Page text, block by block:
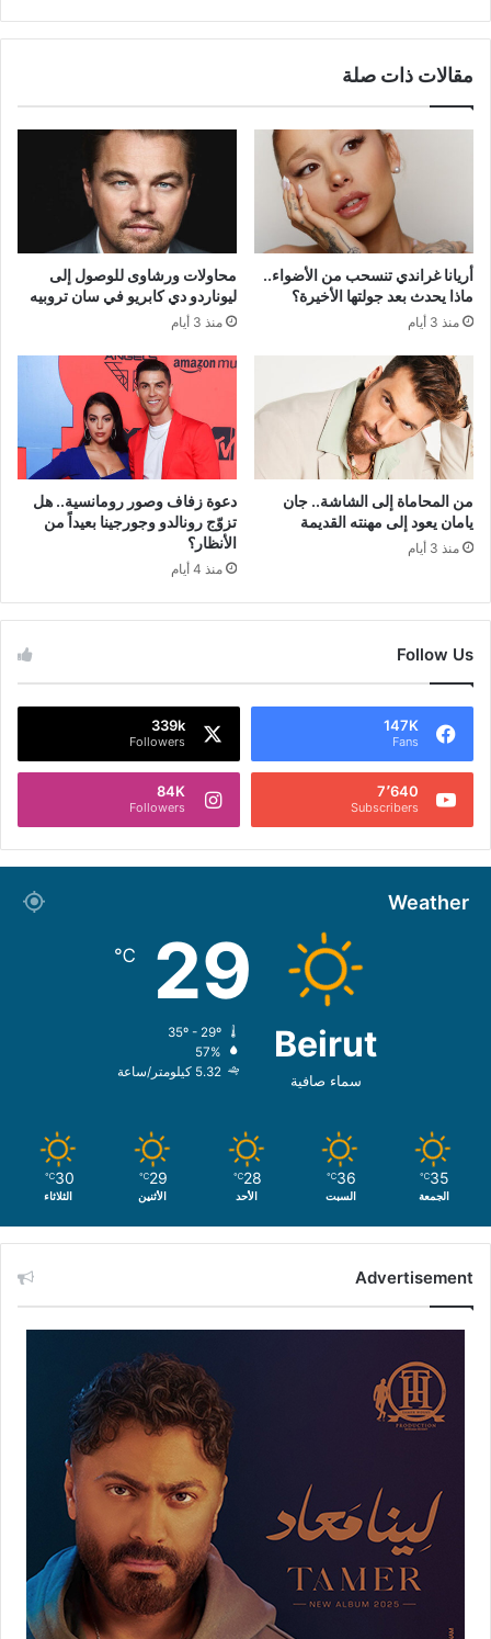
مقالات ذات صلة
أريانا غراندي تنسحب من الأضواء..
ماذا يحدث بعد جولتها الأخيرة؟
منذ 3 أيام
محاولات ورشاوى للوصول إلى
ليوناردو دي كابريو في سان تروبيه
منذ 3 أيام
من المحاماة إلى الشاشة.. جان
يامان يعود إلى مهنته القديمة
منذ 3 أيام
دعوة زفاف وصور رومانسية.. هل
تزوّج رونالدو وجورجينا بعيداً من
الأنظار؟
منذ 4 أيام
Follow Us
147K
Fans
339k
Followers
7٬640
Subscribers
84K
Followers
Weather
Beirut
سماء صافية
29
℃
57%
5.32 كيلومتر/ساعة
35
℃
الجمعة
36
℃
السبت
28
℃
الأحد
29
℃
الأثنين
30
℃
الثلاثاء
Advertisement